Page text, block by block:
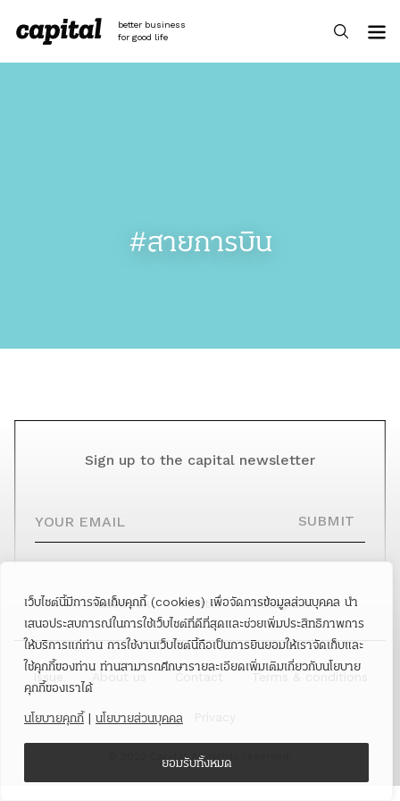
เว็บไซต์นี้มีการจัดเก็บคุกกี้ (cookies) เพื่อจัดการข้อมูลส่วนบุคคล นำ
เสนอประสบการณ์ในการใช้เว็บไซต์ที่ดีที่สุดและช่วยเพิ่มประสิทธิภาพการ
ให้บริการแก่ท่าน การใช้งานเว็บไซต์นี้ถือเป็นการยินยอมให้เราจัดเก็บและ
ใช้คุกกี้ของท่าน ท่านสามารถศึกษารายละเอียดเพิ่มเติมเกี่ยวกับนโยบาย
คุกกี้ของเราได้
นโยบายคุกกี้ | นโยบายส่วนบุคคล
ยอมรับทั้งหมด
content
better business
for good life
#สายการบิน
Sign up to the capital newsletter
SUBMIT
Facebook Twitter Instagram
Issue
© 2022 Capital All rights reserved.